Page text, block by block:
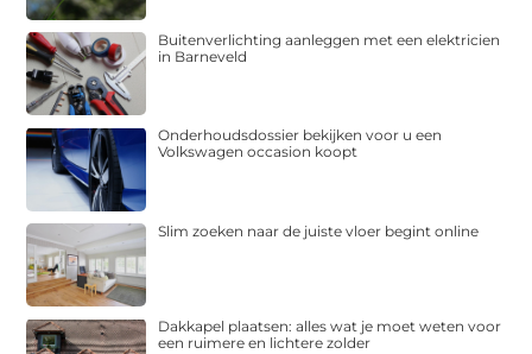
Buitenverlichting aanleggen met een elektricien
in Barneveld
Onderhoudsdossier bekijken voor u een
Volkswagen occasion koopt
Slim zoeken naar de juiste vloer begint online
Dakkapel plaatsen: alles wat je moet weten voor
een ruimere en lichtere zolder